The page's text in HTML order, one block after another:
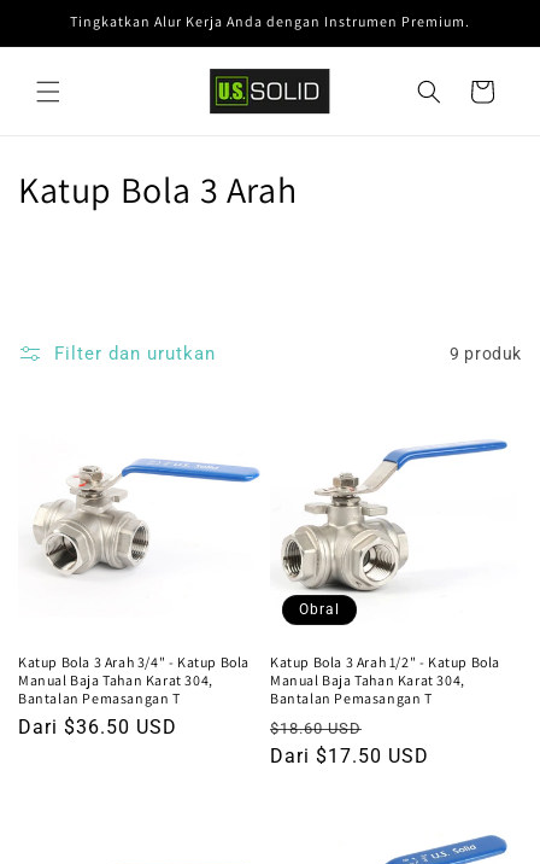
konten
Tingkatkan Alur Kerja Anda dengan Instrumen Premium.
Keranjang
K
k
Katup Bola 3 Arah
Filter dan urutkan 9 produk
Katup Bola 3 Arah 3/4" - Katup Bola
Manual Baja Tahan Karat 304,
Bantalan Pemasangan T
Harga
Dari $36.50 USD
Obral
Katup Bola 3 Arah 1/2" - Katup Bola
Manual Baja Tahan Karat 304,
Bantalan Pemasangan T
Harga
reguler
$18.60 USD
obral
Dari $17.50 USD